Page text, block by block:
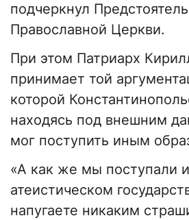
подчеркнул
Православной Церкви.
При этом Патриарх
принимает той
которой
находясь под внешним
мог поступить иным
«А как же мы поступали
атеистическом
напугаете никаким